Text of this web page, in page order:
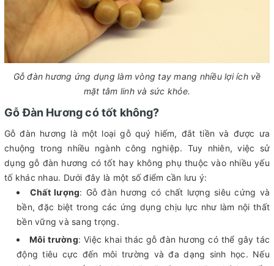
Gỗ đàn hương ứng dụng làm vòng tay mang nhiều lợi ích về
mặt tâm linh và sức khỏe.
Gỗ Đàn Hương có tốt không?
Gỗ đàn hương là một loại gỗ quý hiếm, đắt tiền và được ưa
chuộng trong nhiều ngành công nghiệp. Tuy nhiên, việc sử
dụng gỗ đàn hương có tốt hay không phụ thuộc vào nhiều yếu
tố khác nhau. Dưới đây là một số điểm cần lưu ý:
Chất lượng: Gỗ đàn hương có chất lượng siêu cứng và
bền, đặc biệt trong các ứng dụng chịu lực như làm nội thất
bền vững và sang trọng.
Môi trường: Việc khai thác gỗ đàn hương có thể gây tác
động tiêu cực đến môi trường và đa dạng sinh học. Nếu